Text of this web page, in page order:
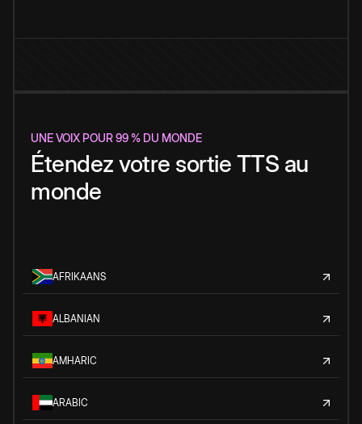
UNE VOIX POUR 99 % DU MONDE
Étendez votre sortie TTS au
monde
AFRIKAANS
ALBANIAN
AMHARIC
ARABIC